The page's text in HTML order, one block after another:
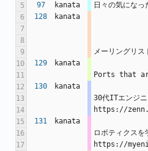
5
97 kanata
日々の気にな
6
128
kanata
7
8
9
メーリングリ
10
129
kanata
11
Ports that
12
130
kanata
13
30代ITエンジ
14
https://
15
131
kanata
16
ロボティクス
17
https://